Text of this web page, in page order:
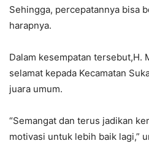
Sehingga, percepatannya bisa
harapnya.
Dalam kesempatan tersebut,H.
selamat kepada Kecamatan
juara umum.
“Semangat dan terus jadikan
motivasi untuk lebih baik lagi,”